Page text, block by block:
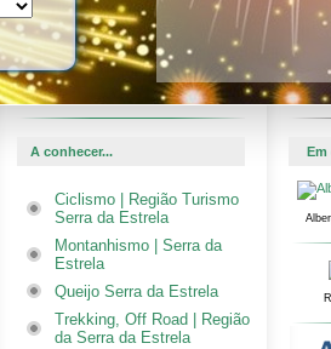
A conhecer... Em
Ciclismo | Região Turismo
Serra da Estrela
Montanhismo | Serra da
Estrela
Queijo Serra da Estrela
Trekking, Off Road | Região
da Serra da Estrela